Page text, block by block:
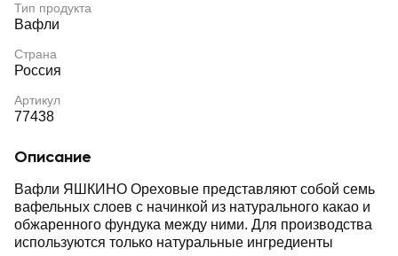
Тип продукта
Вафли
Страна
Россия
Артикул
77438
Описание
Вафли ЯШКИНО Ореховые представляют собой семь
вафельных слоев с начинкой из натурального какао и
обжаренного фундука между ними. Для производства
используются только натуральные ингредиенты